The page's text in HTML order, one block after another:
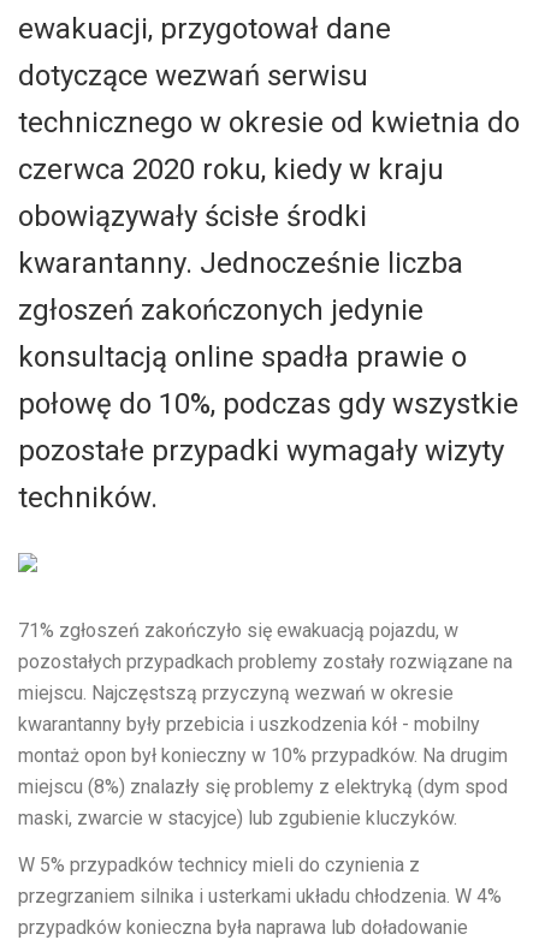
ewakuacji, przygotował dane
dotyczące wezwań serwisu
technicznego w okresie od kwietnia do
czerwca 2020 roku, kiedy w kraju
obowiązywały ścisłe środki
kwarantanny. Jednocześnie liczba
zgłoszeń zakończonych jedynie
konsultacją online spadła prawie o
połowę do 10%, podczas gdy wszystkie
pozostałe przypadki wymagały wizyty
techników.
71% zgłoszeń zakończyło się ewakuacją pojazdu, w
pozostałych przypadkach problemy zostały rozwiązane na
miejscu. Najczęstszą przyczyną wezwań w okresie
kwarantanny były przebicia i uszkodzenia kół - mobilny
montaż opon był konieczny w 10% przypadków. Na drugim
miejscu (8%) znalazły się problemy z elektryką (dym spod
maski, zwarcie w stacyjce) lub zgubienie kluczyków.
W 5% przypadków technicy mieli do czynienia z
przegrzaniem silnika i usterkami układu chłodzenia. W 4%
przypadków konieczna była naprawa lub doładowanie